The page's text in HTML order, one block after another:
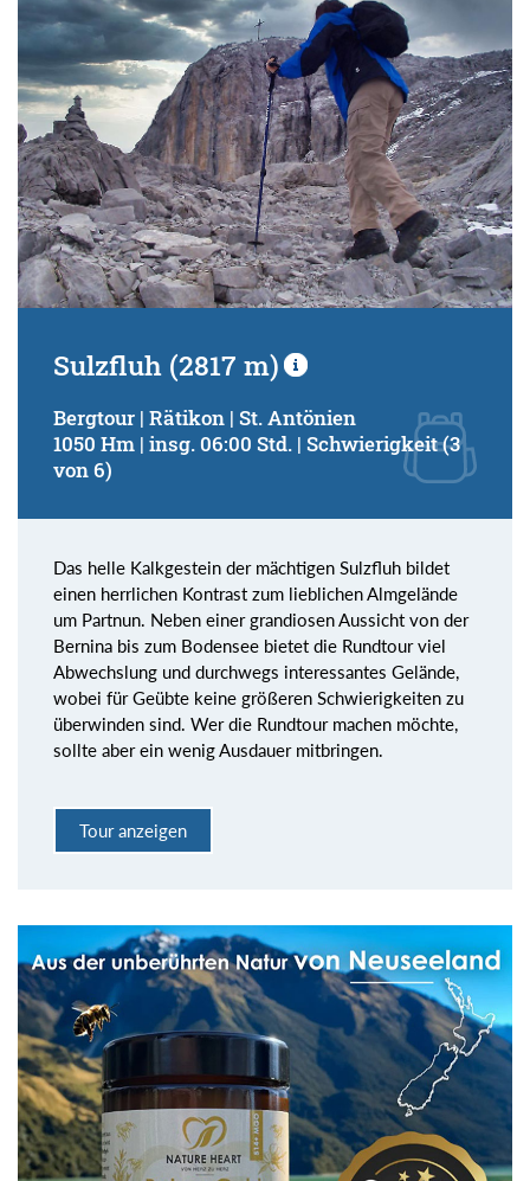
Sulzfluh (2817 m)
Bergtour | Rätikon | St. Antönien
1050 Hm | insg. 06:00 Std. | Schwierigkeit (3
von 6)
Das helle Kalkgestein der mächtigen Sulzfluh bildet
einen herrlichen Kontrast zum lieblichen Almgelände
um Partnun. Neben einer grandiosen Aussicht von der
Bernina bis zum Bodensee bietet die Rundtour viel
Abwechslung und durchwegs interessantes Gelände,
wobei für Geübte keine größeren Schwierigkeiten zu
überwinden sind. Wer die Rundtour machen möchte,
sollte aber ein wenig Ausdauer mitbringen.
Tour anzeigen